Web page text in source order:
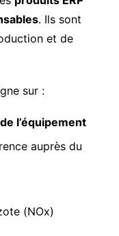
. Ils sont
et de
sur :
l’équipement
auprès du
(NOx)